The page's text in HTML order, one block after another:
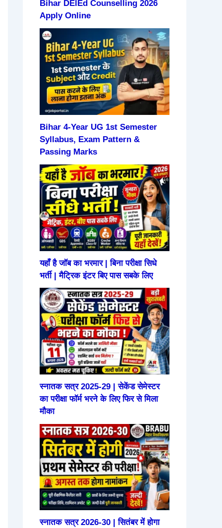
Bihar DElEd Counselling 2026
Apply Online
Bihar 4-Year UG 1st Semester
Syllabus, Exam Pattern &
Passing Marks
यहाँ है जॉब का भरमार | बिना परीक्षा सिधे
भर्ती | मैट्रिक इंटर बिए पास सबके लिए
स्नातक सत्र 2025-29 | सेकेंड सेमेस्टर
का परीक्षा फॉर्म भरने के लिए फिर से मिला
मौका
स्नातक सत्र 2026-30 | सितंबर में होगा